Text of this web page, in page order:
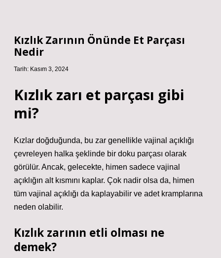
Kızlık Zarının Önünde Et Parçası
Nedir
Tarih: Kasım 3, 2024
Kızlık zarı et parçası gibi
mi?
Kızlar doğduğunda, bu zar genellikle vajinal açıklığı
çevreleyen halka şeklinde bir doku parçası olarak
görülür. Ancak, gelecekte, himen sadece vajinal
açıklığın alt kısmını kaplar. Çok nadir olsa da, himen
tüm vajinal açıklığı da kaplayabilir ve adet kramplarına
neden olabilir.
Kızlık zarının etli olması ne
demek?